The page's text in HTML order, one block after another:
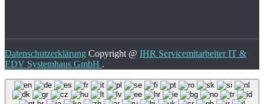
Datenschutzerklärung Copyright @ IHR Servicemitarbeiter IT &
EDV Systemhaus GmbH .